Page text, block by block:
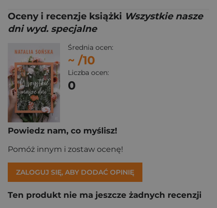
Oceny i recenzje książki Wszystkie nasze
dni wyd. specjalne
Średnia ocen:
~ /10
Liczba ocen:
0
Powiedz nam, co myślisz!
Pomóż innym i zostaw ocenę!
ZALOGUJ SIĘ, ABY DODAĆ OPINIĘ
Ten produkt nie ma jeszcze żadnych recenzji